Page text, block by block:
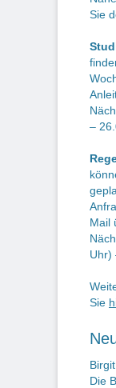
Sie
–
Mail
Uhr)
Sie
Die